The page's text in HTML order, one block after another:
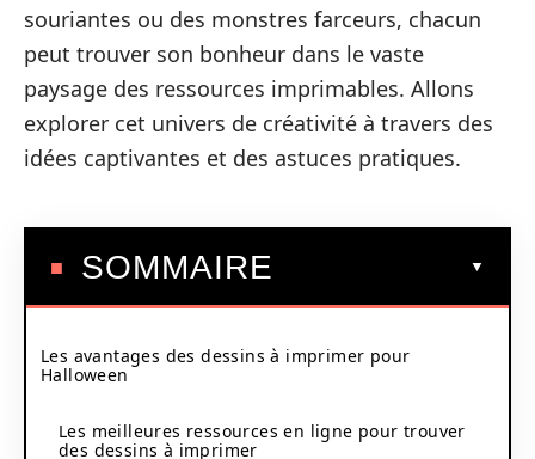
souriantes ou des monstres farceurs, chacun
peut trouver son bonheur dans le vaste
paysage des ressources imprimables. Allons
explorer cet univers de créativité à travers des
idées captivantes et des astuces pratiques.
SOMMAIRE
Les avantages des dessins à imprimer pour
Halloween
Les meilleures ressources en ligne pour trouver
des dessins à imprimer